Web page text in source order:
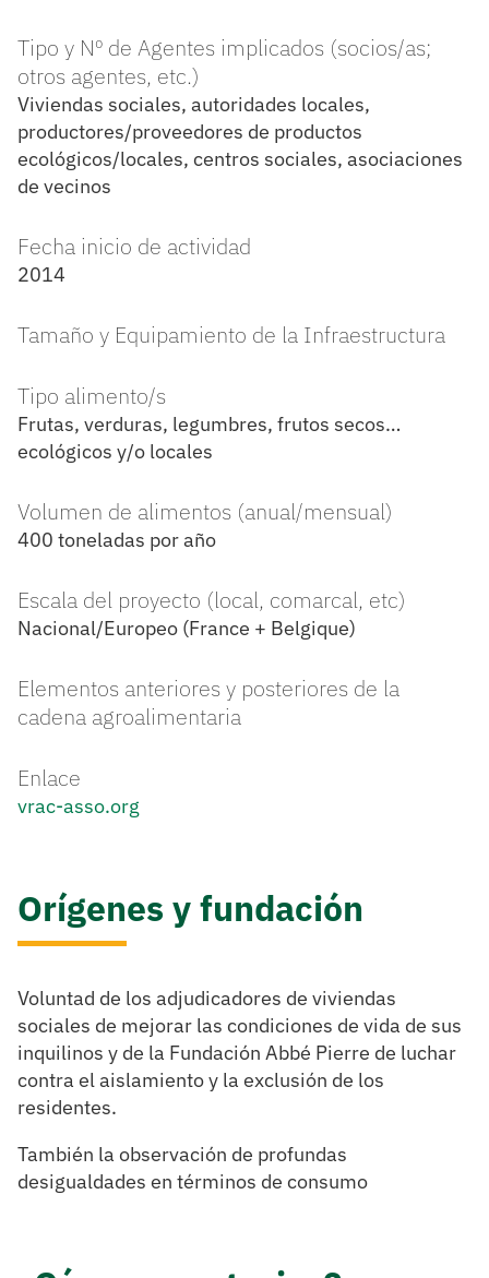
Tipo y Nº de Agentes implicados (socios/as;
otros agentes, etc.)
Viviendas sociales, autoridades locales,
productores/proveedores de productos
ecológicos/locales, centros sociales, asociaciones
de vecinos
Fecha inicio de actividad
2014
Tamaño y Equipamiento de la Infraestructura
Tipo alimento/s
Frutas, verduras, legumbres, frutos secos…
ecológicos y/o locales
Volumen de alimentos (anual/mensual)
400 toneladas por año
Escala del proyecto (local, comarcal, etc)
Nacional/Europeo (France + Belgique)
Elementos anteriores y posteriores de la
cadena agroalimentaria
Enlace
vrac-asso.org
Orígenes y fundación
Voluntad de los adjudicadores de viviendas
sociales de mejorar las condiciones de vida de sus
inquilinos y de la Fundación Abbé Pierre de luchar
contra el aislamiento y la exclusión de los
residentes.
También la observación de profundas
desigualdades en términos de consumo